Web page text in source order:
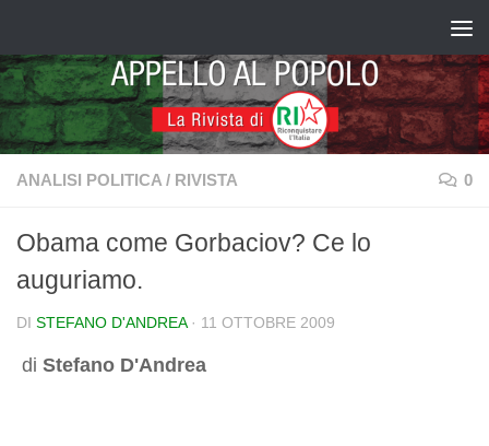
ANALISI POLITICA / RIVISTA 0
Obama come Gorbaciov? Ce lo
auguriamo.
DI STEFANO D'ANDREA · 11 OTTOBRE 2009
di Stefano D'Andrea